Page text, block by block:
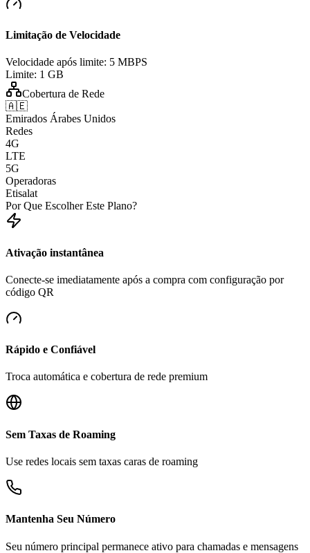
Limitação de Velocidade
Velocidade após limite: 5 MBPS
Limite: 1 GB
Cobertura de Rede
🇦🇪
Emirados Árabes Unidos
Redes
4G
LTE
5G
Operadoras
Etisalat
Por Que Escolher Este Plano?
Ativação instantânea
Conecte-se imediatamente após a compra com configuração por
código QR
Rápido e Confiável
Troca automática e cobertura de rede premium
Sem Taxas de Roaming
Use redes locais sem taxas caras de roaming
Mantenha Seu Número
Seu número principal permanece ativo para chamadas e mensagens